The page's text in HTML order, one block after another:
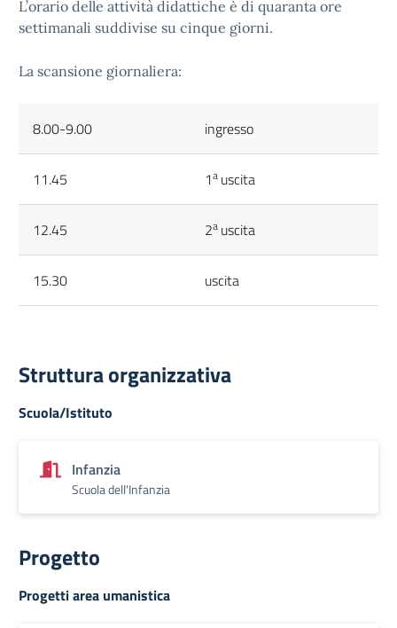
L’orario delle attività didattiche è di quaranta ore
settimanali suddivise su cinque giorni.
La scansione giornaliera:
8.00-9.00 ingresso
11.45 1a uscita
12.45 2a uscita
15.30 uscita
Struttura organizzativa
Scuola/Istituto
Infanzia
Scuola dell'Infanzia
Progetto
Progetti area umanistica